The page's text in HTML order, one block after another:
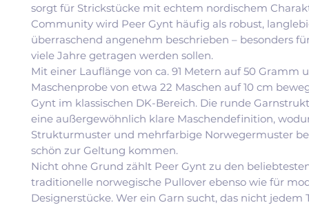
sorgt für Strickstücke mit echtem nordischem
Community wird Peer Gynt häufig als robust,
überraschend angenehm beschrieben – besonders
viele Jahre getragen werden sollen.
Mit einer Lauflänge von ca. 91 Metern auf 50 Gramm
Maschenprobe von etwa 22 Maschen auf 10 cm
Gynt im klassischen DK-Bereich. Die runde
eine außergewöhnlich klare Maschendefinition,
Strukturmuster und mehrfarbige Norwegermuster
schön zur Geltung kommen.
Nicht ohne Grund zählt Peer Gynt zu den
traditionelle norwegische Pullover ebenso wie für
Designerstücke. Wer ein Garn sucht, das nicht jedem